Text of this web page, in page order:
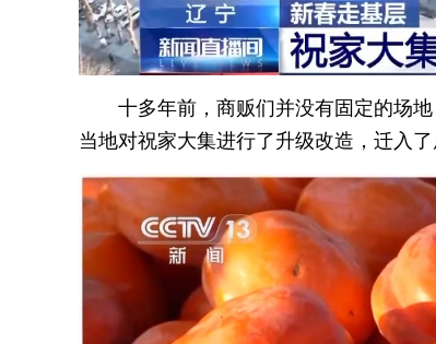
十多年前，商贩们并没有固定的场
当地对祝家大集进行了升级改造，迁入了